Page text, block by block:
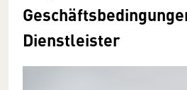
Dienstleister